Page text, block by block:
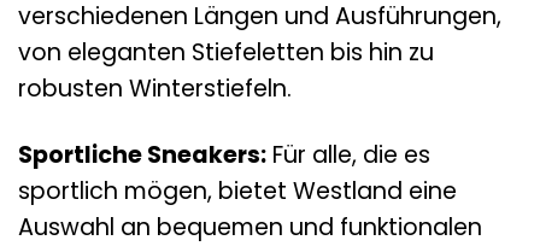
verschiedenen Längen und Ausführungen,
von eleganten Stiefeletten bis hin zu
robusten Winterstiefeln.
Sportliche Sneakers: Für alle, die es
sportlich mögen, bietet Westland eine
Auswahl an bequemen und funktionalen